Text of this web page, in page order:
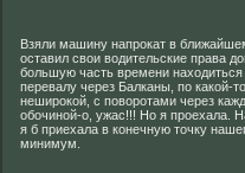
Взяли машину напрокат в
оставил свои водительские права
большую часть времени
перевалу через Балканы, по какой-
неширокой, с поворотами через
обочиной-о, ужас!!! Но я проехала.
я б приехала в конечную точку
минимум.